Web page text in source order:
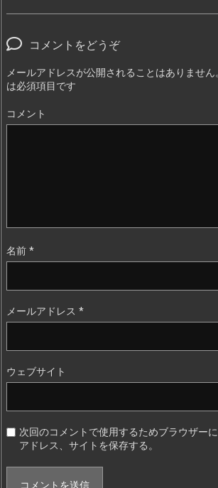
コメントをどうぞ
メールアドレスが公開されることはありません
は必須項目です
コメント
名前 *
メールアドレス *
ウェブサイト
次回のコメントで使用するためブラウザー
アドレス、サイトを保存する。